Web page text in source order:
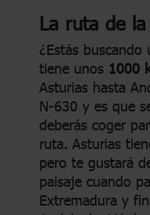
La ruta de
¿Estás buscando
tiene unos 1000
Asturias hasta
N-630 y es que
deberás coger
ruta. Asturias
pero te gustará
paisaje cuando
Extremadura y